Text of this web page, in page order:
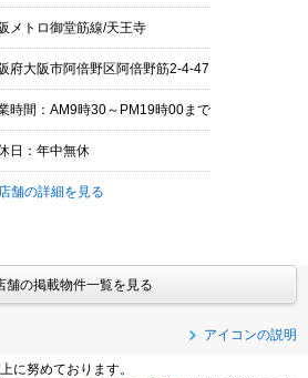
メトロ御堂筋線/天王寺
府大阪市阿倍野区阿倍野筋2-4-47
時間：AM9時30～PM19時00まで
日：年中無休
店舗の詳細を見る
舗の掲載物件一覧を見る
アイコンの説明
に努めております。